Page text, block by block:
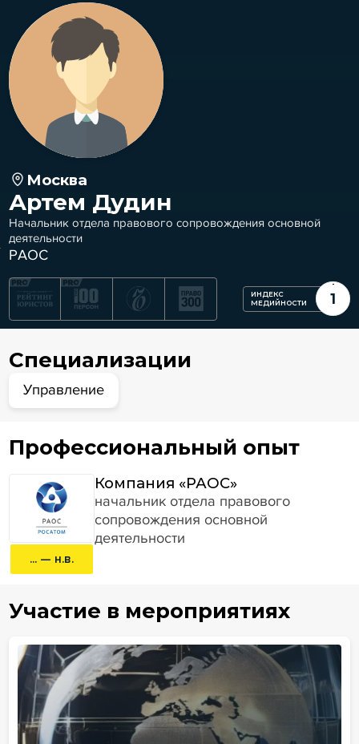
Москва
Артем Дудин
Начальник отдела правового сопровождения основной
деятельности
РАОС
ИНДЕКС
МЕДИЙНОСТИ
1
Специализации
Управление
Профессиональный опыт
... — н.в.
Компания «РАОС»
начальник отдела правового
сопровождения основной
деятельности
Участие в мероприятиях